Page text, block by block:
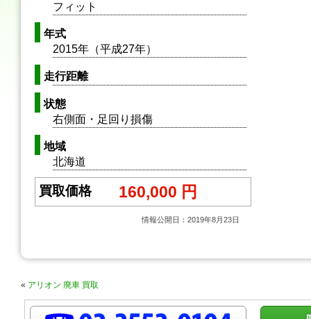
フィット
年式
2015年（平成27年）
走行距離
状態
右側面・足回り損傷
地域
北海道
買取価格 160,000 円
情報公開日：2019年8月23日
« アリオン 廃車 買取